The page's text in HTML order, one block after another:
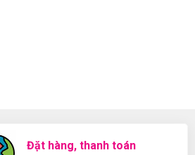
Đặt hàng, thanh toán